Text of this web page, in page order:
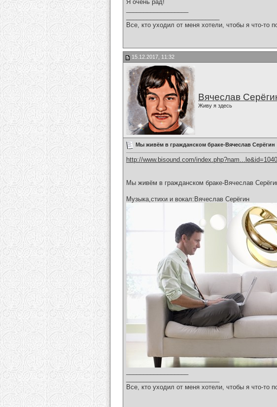
Я очень рад!
Все, кто уходил от меня хотели, чтобы я что-то
15.12.2017, 11:32
Вячеслав
Живу я здесь
Мы живём в гражданском браке-Вячеслав Серёгин
http://www.bisound.com/
Мы живём в гражданском браке-Вячеслав
Музыка,стихи и вокал:Вячеслав Серёгин
Все, кто уходил от меня хотели, чтобы я что-то